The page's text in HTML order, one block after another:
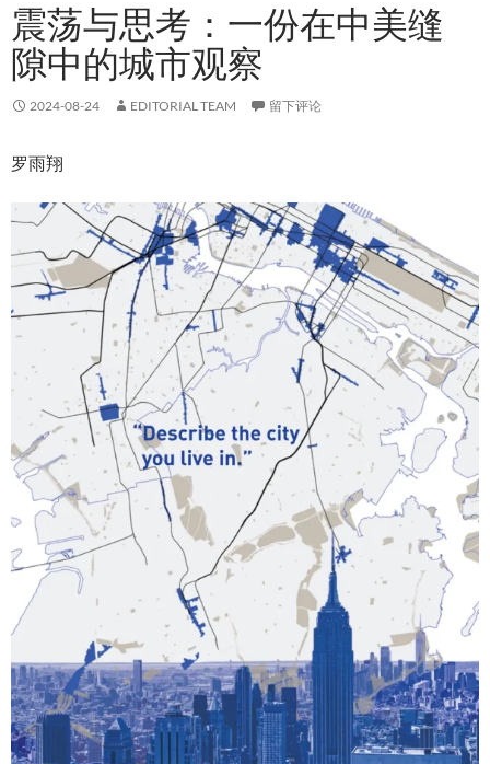
震荡与思考：一份在中美缝
隙中的城市观察
2024-08-24 EDITORIAL TEAM 留下评论
罗雨翔